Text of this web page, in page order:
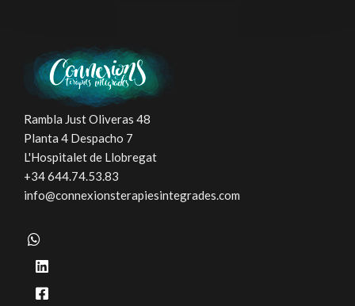
Rambla Just Oliveras 48
Planta 4 Despacho 7
L'Hospitalet de Llobregat
+34 644.74.53.83
info@connexionsterapiesintegrades.com